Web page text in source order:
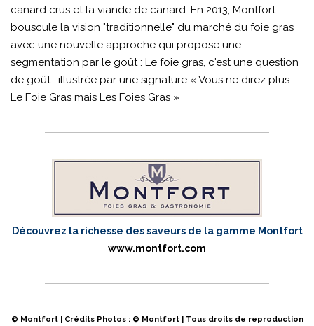
canard crus et la viande de canard. En 2013, Montfort
bouscule la vision "traditionnelle" du marché du foie gras
avec une nouvelle approche qui propose une
segmentation par le goût : Le foie gras, c'est une question
de goût… illustrée par une signature « Vous ne direz plus
Le Foie Gras mais Les Foies Gras »
Découvrez la richesse des saveurs de la gamme Montfort
www.montfort.com
© Montfort | Crédits Photos : © Montfort | Tous droits de reproduction